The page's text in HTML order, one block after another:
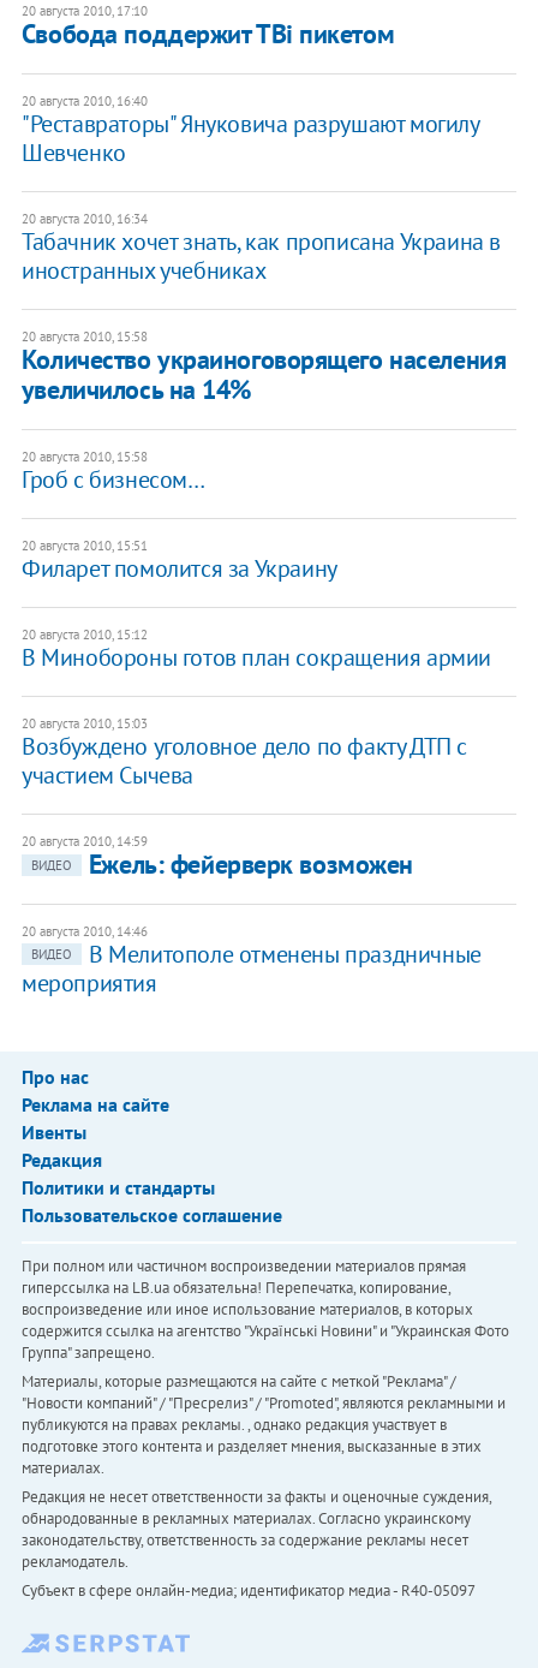
20 августа 2010, 17:10
Свобода поддержит ТВі пикетом
20 августа 2010, 16:40
"Реставраторы" Януковича разрушают могилу
Шевченко
20 августа 2010, 16:34
Табачник хочет знать, как прописана Украина в
иностранных учебниках
20 августа 2010, 15:58
Количество украиноговорящего населения
увеличилось на 14%
20 августа 2010, 15:58
​Гроб с бизнесом…
20 августа 2010, 15:51
Филарет помолится за Украину
20 августа 2010, 15:12
В Минобороны готов план сокращения армии
20 августа 2010, 15:03
Возбуждено уголовное дело по факту ДТП с
участием Сычева
20 августа 2010, 14:59
ВИДЕО
Ежель: фейерверк возможен
20 августа 2010, 14:46
ВИДЕО
В Мелитополе отменены праздничные
мероприятия
Про нас
Реклама на сайте
Ивенты
Редакция
Политики и стандарты
Пользовательское соглашение
При полном или частичном воспроизведении материалов прямая
гиперссылка на LB.ua обязательна! Перепечатка, копирование,
воспроизведение или иное использование материалов, в которых
содержится ссылка на агентство "Українськi Новини" и "Украинская Фото
Группа" запрещено.
Материалы, которые размещаются на сайте с меткой "Реклама" /
"Новости компаний" / "Пресрелиз" / "Promoted", являются рекламными и
публикуются на правах рекламы. , однако редакция участвует в
подготовке этого контента и разделяет мнения, высказанные в этих
материалах.
Редакция не несет ответственности за факты и оценочные суждения,
обнародованные в рекламных материалах. Согласно украинскому
законодательству, ответственность за содержание рекламы несет
рекламодатель.
Субъект в сфере онлайн-медиа; идентификатор медиа - R40-05097